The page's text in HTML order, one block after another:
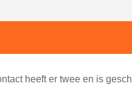
heeft er twee en is